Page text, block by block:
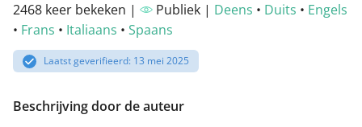
2468 keer bekeken | Publiek | Deens • Duits • Engels
• Frans • Italiaans • Spaans
Laatst geverifieerd: 13 mei 2025
Beschrijving door de auteur